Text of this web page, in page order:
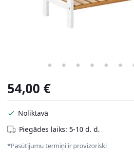
54,00 €
Noliktavā
Piegādes laiks: 5-10 d. d.
*Pasūtījumu termiņi ir provizoriski